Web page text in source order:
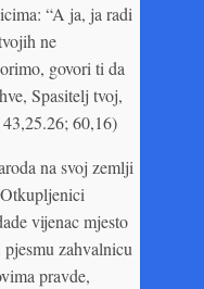
“A ja, ja radi
ne
govori ti da
Spasitelj tvoj,
60,16)
na svoj zemlji
vijenac mjesto
zahvalnicu
pravde,